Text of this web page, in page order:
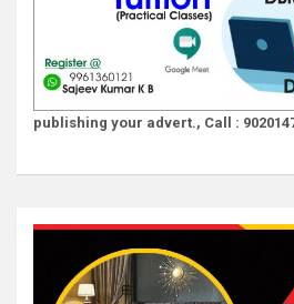
publishing your advert., Call :